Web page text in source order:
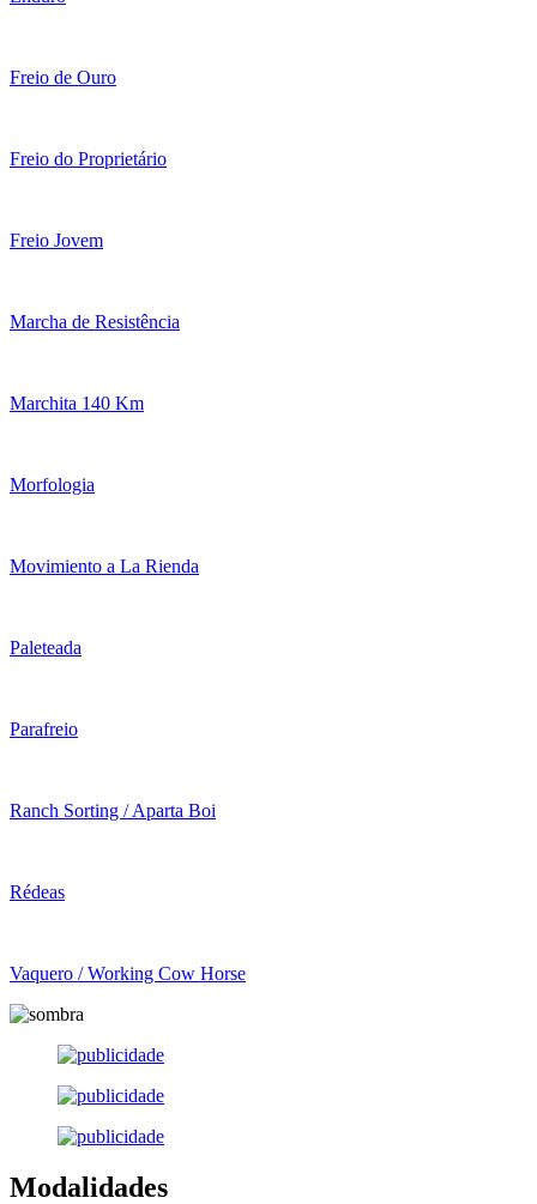
Freio de Ouro
Freio do Proprietário
Freio Jovem
Marcha de Resistência
Marchita 140 Km
Morfologia
Movimiento a La Rienda
Paleteada
Parafreio
Ranch Sorting / Aparta Boi
Rédeas
Vaquero / Working Cow Horse
Modalidades